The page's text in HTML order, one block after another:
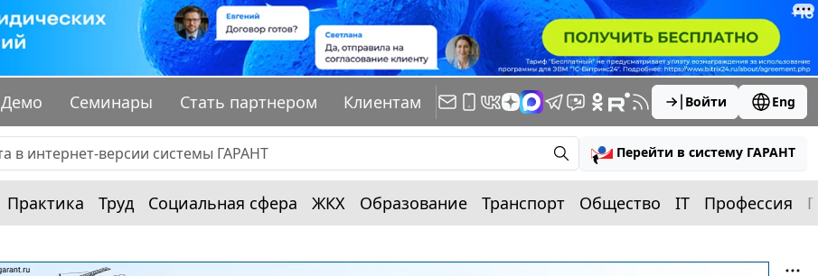
Демо Семинары Стать партнером Клиентам Войти Eng
Перейти в систему ГАРАНТ
Практика Труд Социальная сфера ЖКХ Образование Транспорт Общество IT Профессия